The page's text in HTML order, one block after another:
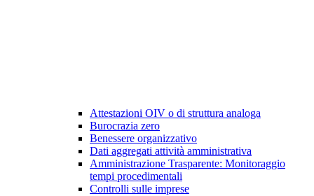
Attestazioni OIV o di struttura analoga
Burocrazia zero
Benessere organizzativo
Dati aggregati attività amministrativa
Amministrazione Trasparente: Monitoraggio
tempi procedimentali
Controlli sulle imprese